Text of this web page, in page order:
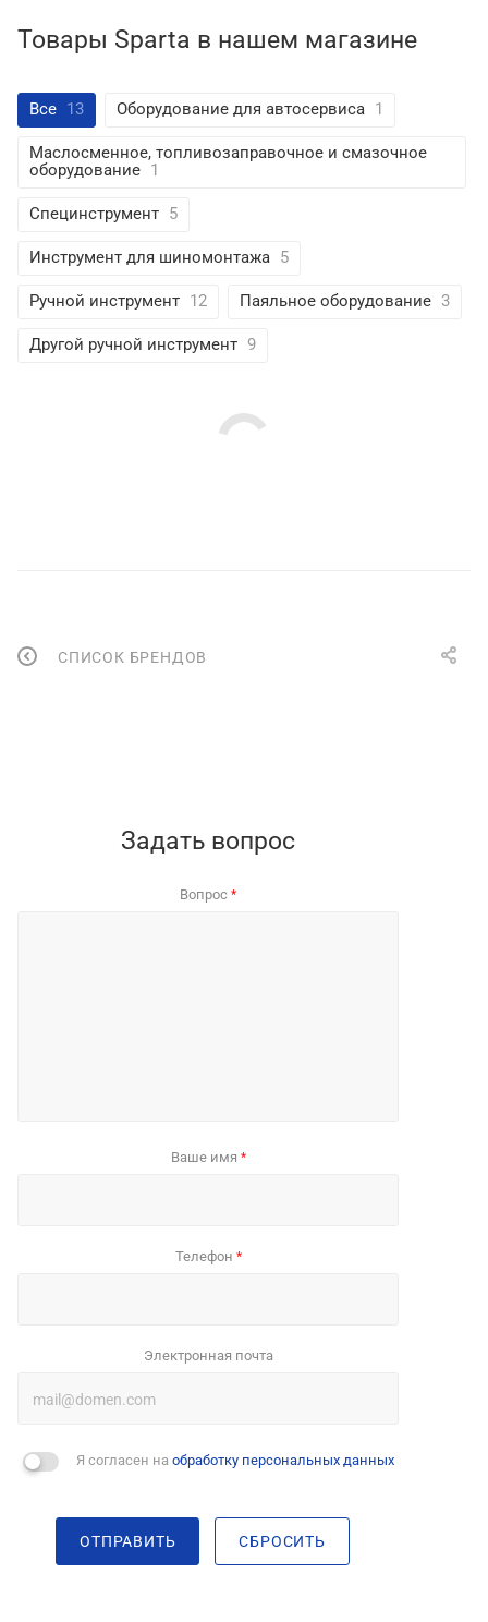
Товары Sparta в нашем магазине
Все 13 Оборудование для автосервиса 1
Маслосменное, топливозаправочное и смазочное
оборудование 1
Специнструмент 5
Инструмент для шиномонтажа 5
Ручной инструмент 12 Паяльное оборудование 3
Другой ручной инструмент 9
СПИСОК БРЕНДОВ
Задать вопрос
Вопрос *
Ваше имя *
Телефон *
Электронная почта
Я согласен на обработку персональных данных
ОТПРАВИТЬ СБРОСИТЬ